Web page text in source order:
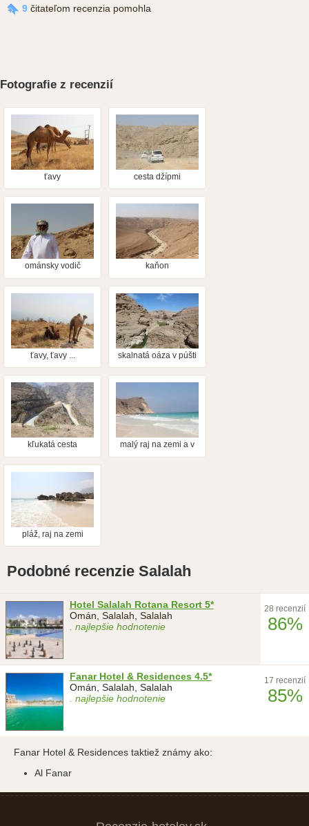
9 čitateľom recenzia pomohla
Fotografie z recenzií
ťavy cesta džípmi
ománsky vodič kaňon
ťavy, ťavy ... skalnatá oáza v púšti
kľukatá cesta
malý raj na zemi a v
pláž, raj na zemi
Podobné recenzie Salalah
Hotel Salalah Rotana Resort 5*
Omán, Salalah, Salalah
. najlepšie hodnotenie
28 recenzií
86%
Fanar Hotel & Residences 4.5*
Omán, Salalah, Salalah
. najlepšie hodnotenie
17 recenzií
85%
Fanar Hotel & Residences taktiež známy ako:
Al Fanar